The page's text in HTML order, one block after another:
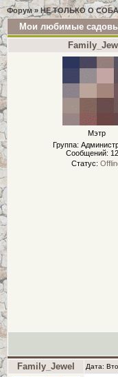
Форум » НЕ ТОЛЬКО О
Мои любимые
Мэтр
Группа:
Сообщений:
Статус:
Family_Jewel Дата: